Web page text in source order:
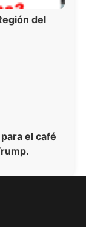
del
el café
2025 -